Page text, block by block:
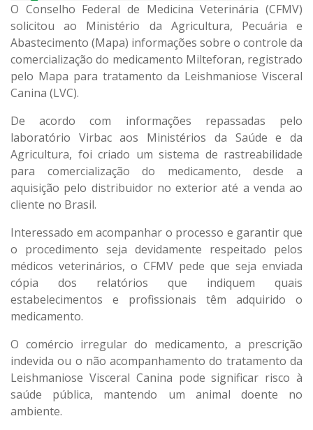
O Conselho Federal de Medicina Veterinária (CFMV)
solicitou ao Ministério da Agricultura, Pecuária e
Abastecimento (Mapa) informações sobre o controle da
comercialização do medicamento Milteforan, registrado
pelo Mapa para tratamento da Leishmaniose Visceral
Canina (LVC).
De acordo com informações repassadas pelo
laboratório Virbac aos Ministérios da Saúde e da
Agricultura, foi criado um sistema de rastreabilidade
para comercialização do medicamento, desde a
aquisição pelo distribuidor no exterior até a venda ao
cliente no Brasil.
Interessado em acompanhar o processo e garantir que
o procedimento seja devidamente respeitado pelos
médicos veterinários, o CFMV pede que seja enviada
cópia dos relatórios que indiquem quais
estabelecimentos e profissionais têm adquirido o
medicamento.
O comércio irregular do medicamento, a prescrição
indevida ou o não acompanhamento do tratamento da
Leishmaniose Visceral Canina pode significar risco à
saúde pública, mantendo um animal doente no
ambiente.